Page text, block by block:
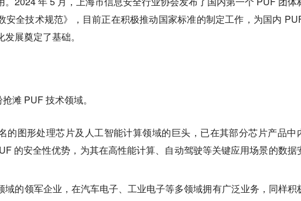
安全技术规范》，目前正在积极推动国家标准的制定工作，为国内
展奠定了基础。
滩 PUF 技术领域。
的图形处理芯片及人工智能计算领域的巨头，已在其部分芯片产品中
的安全性优势，为其在高性能计算、自动驾驶等关键应用场景的数据
域的领军企业，在汽车电子、工业电子等多领域拥有广泛业务，同样积